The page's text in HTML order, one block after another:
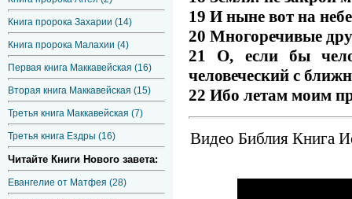
Книга пророка Захарии (14)
Книга пророка Малахии (4)
Первая книга Маккавейская (16)
Вторая книга Маккавейская (15)
Третья книга Маккавейская (7)
Третья книга Ездры (16)
Читайте Книги Нового завета:
Евангелие от Матфея (28)
19 И ныне вот на
20 Многоречивые
21 О, если бы
человеческий с
22 Ибо летам моим
Видео Библия Книга